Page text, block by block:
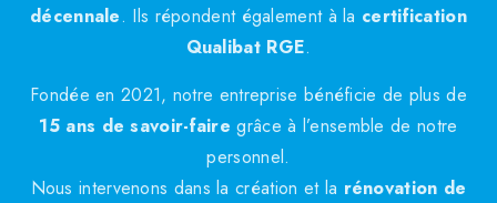
décennale. Ils répondent également à la certification
Qualibat RGE.
Fondée en 2021, notre entreprise bénéficie de plus de
15 ans de savoir-faire grâce à l’ensemble de notre
personnel.
Nous intervenons dans la création et la rénovation de